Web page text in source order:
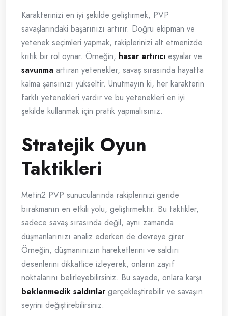
Karakterinizi en iyi şekilde geliştirmek, PVP
savaşlarındaki başarınızı artırır. Doğru ekipman ve
yetenek seçimleri yapmak, rakiplerinizi alt etmenizde
kritik bir rol oynar. Örneğin, hasar artırıcı eşyalar ve
savunma artıran yetenekler, savaş sırasında hayatta
kalma şansınızı yükseltir. Unutmayın ki, her karakterin
farklı yetenekleri vardır ve bu yetenekleri en iyi
şekilde kullanmak için pratik yapmalısınız.
Stratejik Oyun
Taktikleri
Metin2 PVP sunucularında rakiplerinizi geride
bırakmanın en etkili yolu, geliştirmektir. Bu taktikler,
sadece savaş sırasında değil, aynı zamanda
düşmanlarınızı analiz ederken de devreye girer.
Örneğin, düşmanınızın hareketlerini ve saldırı
desenlerini dikkatlice izleyerek, onların zayıf
noktalarını belirleyebilirsiniz. Bu sayede, onlara karşı
beklenmedik saldırılar gerçekleştirebilir ve savaşın
seyrini değiştirebilirsiniz.